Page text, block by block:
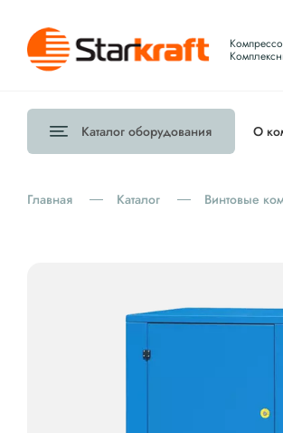
Каталог оборудования О
Главная Каталог Винтовые